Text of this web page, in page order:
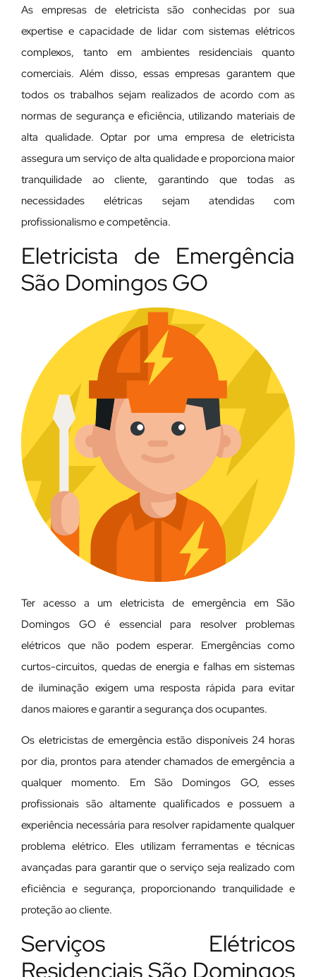
As empresas de eletricista são conhecidas por sua
expertise e capacidade de lidar com sistemas elétricos
complexos, tanto em ambientes residenciais quanto
comerciais. Além disso, essas empresas garantem que
todos os trabalhos sejam realizados de acordo com as
normas de segurança e eficiência, utilizando materiais de
alta qualidade. Optar por uma empresa de eletricista
assegura um serviço de alta qualidade e proporciona maior
tranquilidade ao cliente, garantindo que todas as
necessidades elétricas sejam atendidas com
profissionalismo e competência.
Eletricista de Emergência
São Domingos GO
Ter acesso a um eletricista de emergência em São
Domingos GO é essencial para resolver problemas
elétricos que não podem esperar. Emergências como
curtos-circuitos, quedas de energia e falhas em sistemas
de iluminação exigem uma resposta rápida para evitar
danos maiores e garantir a segurança dos ocupantes.
Os eletricistas de emergência estão disponíveis 24 horas
por dia, prontos para atender chamados de emergência a
qualquer momento. Em São Domingos GO, esses
profissionais são altamente qualificados e possuem a
experiência necessária para resolver rapidamente qualquer
problema elétrico. Eles utilizam ferramentas e técnicas
avançadas para garantir que o serviço seja realizado com
eficiência e segurança, proporcionando tranquilidade e
proteção ao cliente.
Serviços Elétricos
Residenciais São Domingos